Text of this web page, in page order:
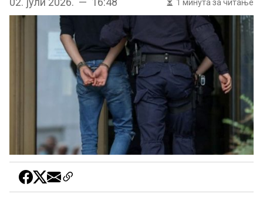
1 минута за читање